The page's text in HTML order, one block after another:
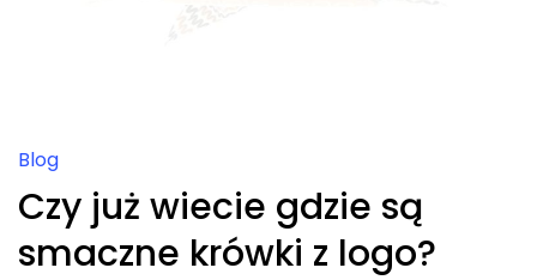
Blog
Czy już wiecie gdzie są
smaczne krówki z logo?